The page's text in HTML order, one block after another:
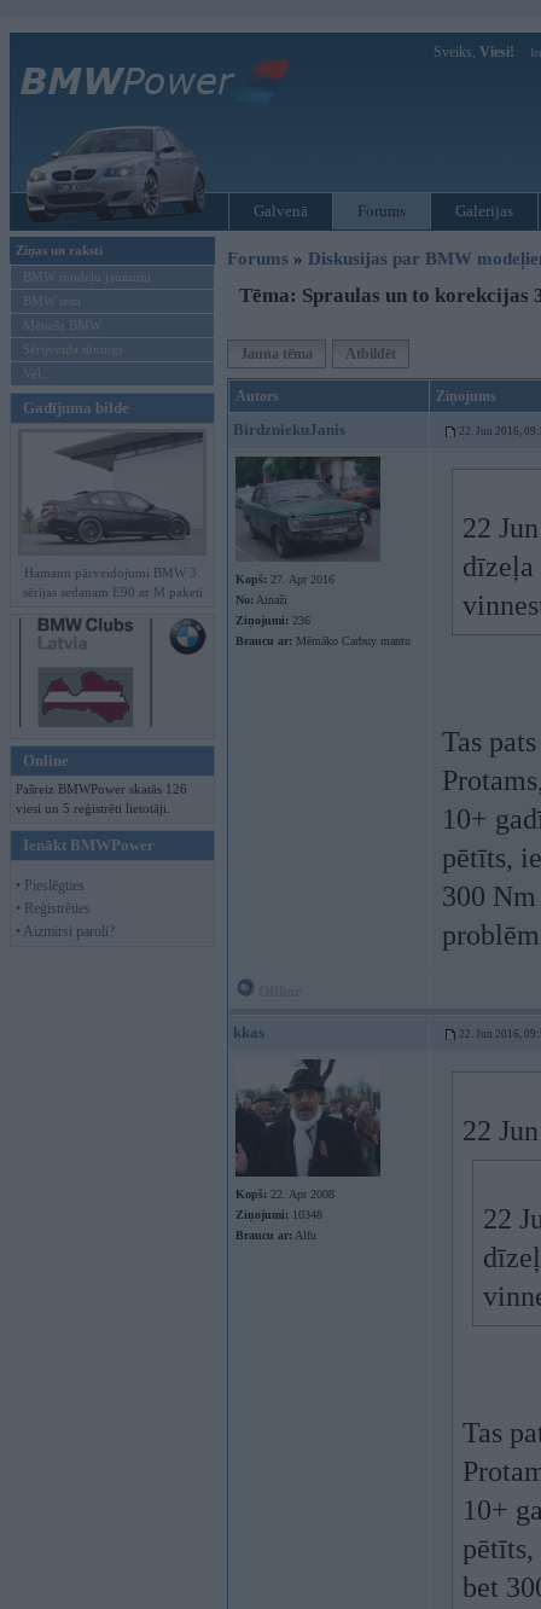
Sveiks, Viesi!
Galvenā Forums Galerijas
Ziņas un raksti
BMW modeļu jaunumi
BMW testi
Mēneša BMW
Sērijveida tūnings
Vel...
Gadījuma bilde
Hamann pārveidojumi BMW 3.
sērijas sedanam E90 ar M paketi
Online
Pašreiz BMWPower skatās 126
viesi un 5 reģistrēti lietotāji.
Ienākt BMWPower
• Pieslēgties
• Reģistrēties
• Aizmirsi paroli?
Forums » Diskusijas par BMW
Tēma: Spraulas un to korekcijas
Jauna tēma Atbildēt
Autors Ziņojums
BirdzniekuJanis 22. Jun 2016,
Kopš: 27. Apr 2016
No: Ainaži
Ziņojumi: 236
Braucu ar: Mēmāko Carbuy mantu
22
Tas
10+
pētīts,
300
kkas 22. Jun 2016,
Kopš: 22. Apr 2008
Ziņojumi: 10348
Braucu ar: Alfu
22
22
Tas
10+
bet